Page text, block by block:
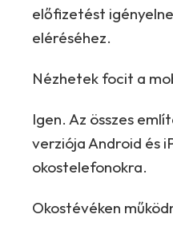
előfizetést
eléréséhez.
Nézhetek focit a
Igen. Az összes
verziója Android és
okostelefonokra.
Okostévéken